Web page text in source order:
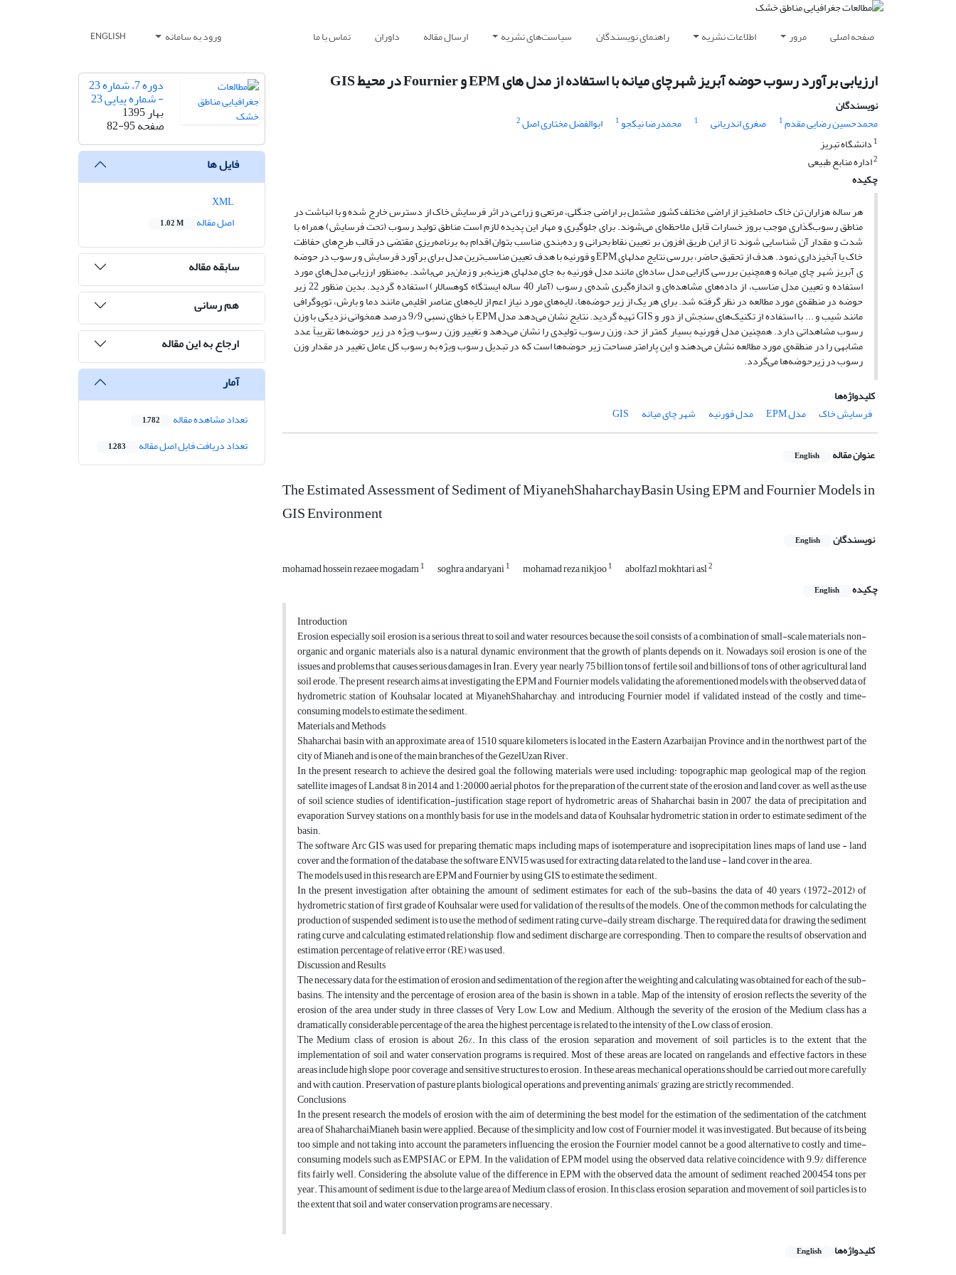
صفحه اصلی مرور اطلاعات نشریه راهنمای نویسندگان سیاست‌های نشریه ارسال مقاله داوران تماس با ما ورود به سامانه ENGLISH
ارزیابی برآورد رسوب حوضه آبریز شهرچای میانه با استفاده از مدل های EPM و Fournier در محیط GIS
نویسندگان
محمدحسین رضایی مقدم1 صغری اندریانی 1 محمدرضا نیکجو1 ابوالفضل مختاری اصل2
1 دانشگاه تبریز
2اداره منابع طبیعی
چکیده
هر ساله هزاران تن خاک حاصلخیز از اراضی مختلف کشور مشتمل بر اراضی جنگلی، مرتعی و زراعی در اثر فرسایش خاک از دسترس خارج شده و با انباشت در
مناطق رسوب‌گذاری موجب بروز خسارات قابل ‌ملاحظه‌ای می‌شوند. برای جلوگیری و مهار این پدیده لازم است مناطق تولید رسوب (تحت فرسایش) همراه با
شدت و مقدار آن شناسایی شوند تا از این طریق افزون بر تعیین نقاط بحرانی و رده‌بندی مناسب بتوان اقدام به برنامه‌ریزی مقتضی در قالب طرح‌های حفاظت
خاک یا آبخیزداری نمود. هدف از تحقیق حاضر، بررسی نتایج مدل­های EPM و فورنیه با هدف تعیین مناسب‌ترین مدل برای برآورد فرسایش و رسوب در حوضه­‌
ی آبریز شهر چای میانه و هم­چنین بررسی کارایی مدل ساده‌ای مانند مدل فورنیه به جای مدل­های هزینه‌بر و زمان‌بر می‌باشد. به­‌منظور ارزیابی مدل­‌های مورد
استفاده و تعیین مدل مناسب، از داده‌های مشاهده‌ای و اندازه‌گیری شده­‌ی رسوب (آمار 40 ساله ایستگاه کوهسالار) استفاده گردید. بدین منظور 22 زیر
حوضه در منطقه­‌ی مورد مطالعه در نظر گرفته شد. برای هر یک از زیر حوضه‌ها، لایه‌های مورد نیاز اعم از لایه‌های عناصر اقلیمی مانند دما و بارش، توپوگرافی
مانند شیب و ... با استفاده از تکنیک­‌های سنجش از دور و GIS تهیه گردید. نتایج نشان می‌دهد مدل EPM با خطای نسبی 9/9 درصد همخوانی نزدیکی با وزن
رسوب مشاهداتی دارد. هم­چنین مدل فورنیه بسیار کم­تر از حد، وزن رسوب تولیدی را نشان می‌دهد و تغییر وزن رسوب ویژه در زیر حوضه‌ها تقریباً عدد
مشابهی را در منطقه­‌ی مورد مطالعه نشان می‌دهند و این پارامتر مساحت زیر حوضه‌ها است که در تبدیل رسوب ویژه به رسوب کل عامل تغییر در مقدار وزن
رسوب در زیرحوضه‌ها می‌گردد.
کلیدواژه‌ها
فرسایش خاک
مدل EPM مدل فورنیه شهر چای میانه GIS
عنوان مقاله English
The Estimated Assessment of Sediment of MiyanehShaharchayBasin Using EPM and Fournier Models in
GIS Environment
نویسندگان English
mohamad hossein rezaee mogadam1 soghra andaryani1 mohamad reza nikjoo1 abolfazl mokhtari asl2
چکیده English
Introduction
Erosion, especially soil erosion is a serious threat to soil and water resources, because the soil consists of a combination of small-scale materials, non-
organic and organic materials, also is a natural, dynamic environment that the growth of plants depends on it. Nowadays, soil erosion is one of the
issues and problems that causes serious damages in Iran. Every year, nearly 75 billion tons of fertile soil and billions of tons of other agricultural land
soil erode. The present research aims at investigating the EPM and Fournier models, validating the aforementioned models with the observed data of
hydrometric station of Kouhsalar located at MiyanehShaharchay, and introducing Fournier model if validated instead of the costly and time-
consuming models to estimate the sediment.
Materials and Methods
Shaharchai basin with an approximate area of 1510 square kilometers is located in the Eastern Azarbaijan Province and in the northwest part of the
city of Mianeh and is one of the main branches of the GezelUzan River.
In the present research to achieve the desired goal, the following materials were used including: topographic map, geological map of the region,
satellite images of Landsat 8 in 2014, and 1:20,000 aerial photos, for the preparation of the current state of the erosion and land cover, as well as the use
of soil science studies of identification-justification stage report of hydrometric areas of Shaharchai basin in 2007, the data of precipitation and
evaporation Survey stations on a monthly basis for use in the models and data of Kouhsalar hydrometric station in order to estimate sediment of the
basin.
The software Arc GIS was used for preparing thematic maps, including maps of isotemperature and isoprecipitation lines, maps of land use - land
cover and the formation of the database, the software ENVI5 was used for extracting data related to the land use - land cover in the area.
The models used in this research are EPM and Fournier by using GIS to estimate the sediment.
In the present investigation after obtaining the amount of sediment estimates for each of the sub-basins, the data of 40 years (1972-2012) of
hydrometric station of first grade of Kouhsalar were used for validation of the results of the models. One of the common methods for calculating the
production of suspended sediment is to use the method of sediment rating curve-daily stream discharge. The required data for drawing the sediment
rating curve and calculating estimated relationship, flow and sediment discharge are corresponding. Then, to compare the results of observation and
estimation, percentage of relative error (RE) was used.
Discussion and Results
The necessary data for the estimation of erosion and sedimentation of the region after the weighting and calculating was obtained for each of the sub-
basins. The intensity and the percentage of erosion area of the basin is shown in a table. Map of the intensity of erosion reflects the severity of the
erosion of the area under study in three classes of Very Low, Low, and Medium. Although the severity of the erosion of the Medium class has a
dramatically considerable percentage of the area, the highest percentage is related to the intensity of the Low class of erosion.
The Medium class of erosion is about 26%. In this class of the erosion, separation and movement of soil particles is to the extent that the
implementation of soil and water conservation programs is required. Most of these areas are located on rangelands, and effective factors in these
areas include high slope, poor coverage, and sensitive structures to erosion. In these areas, mechanical operations should be carried out more carefully
and with caution. Preservation of pasture plants, biological operations, and preventing animals’ grazing are strictly recommended.
Conclusions
In the present research, the models of erosion with the aim of determining the best model for the estimation of the sedimentation of the catchment
area of ShaharchaiMianeh basin were applied. Because of the simplicity and low cost of Fournier model, it was investigated. But because of its being
too simple and not taking into account the parameters influencing the erosion, the Fournier model cannot be a good alternative to costly and time-
consuming models such as EMPSIAC or EPM. In the validation of EPM model, using the observed data, relative coincidence with 9.9% difference
fits fairly well. Considering the absolute value of the difference in EPM with the observed data, the amount of sediment reached 200,454 tons per
year. This amount of sediment is due to the large area of Medium class of erosion. In this class, erosion, separation, and movement of soil particles is to
the extent that soil and water conservation programs are necessary.
کلیدواژه‌ها English
دوره 7، شماره 23
- شماره پیاپی 23
بهار 1395
صفحه82-95
فایل ها
اصل مقاله
1.02 M
سابقه مقاله
هم رسانی
ارجاع به این مقاله
آمار
تعداد مشاهده مقاله 1,782
تعداد دریافت فایل اصل مقاله 1,283